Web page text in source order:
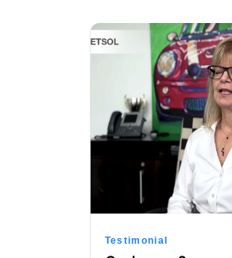
Testimonial